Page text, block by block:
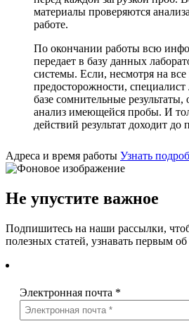
материалы проверяются
работе.
По окончании работы всю
передает в базу данных
системы. Если, несмотря на
предосторожности, специалист
базе сомнительные
анализ имеющейся пробы. И
действий результат доходит до
Адреса и время работы Узнать
Не упустите важное
Подпишитесь на наши рассылки,
полезных статей, узнавать первым
Электронная почта *